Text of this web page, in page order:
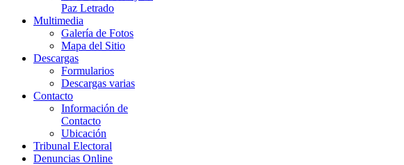
Paz Letrado
Multimedia
Galería de Fotos
Mapa del Sitio
Descargas
Formularios
Descargas varias
Contacto
Información de
Contacto
Ubicación
Tribunal Electoral
Denuncias Online